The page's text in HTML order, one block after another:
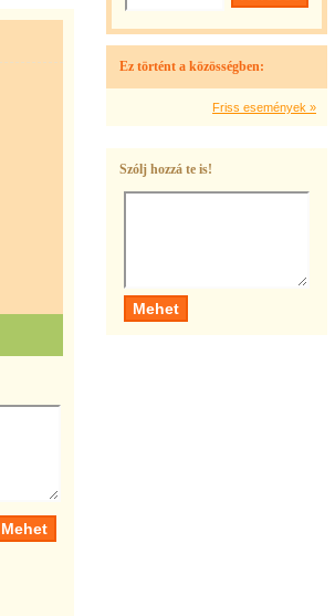
Ez történt a közösségben:
Friss események »
Szólj hozzá te is!